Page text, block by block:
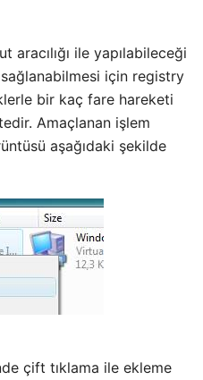
aracılığı ile yapılabileceği
için registry
bir kaç fare hareketi
Amaçlanan işlem
aşağıdaki şekilde
çift tıklama ile ekleme